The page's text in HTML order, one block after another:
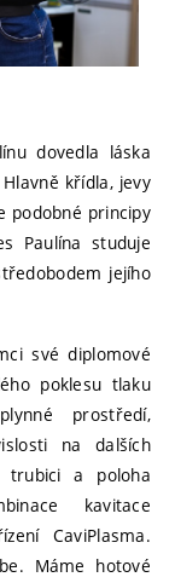
dovedla láska
křídla, jevy
podobné principy
Paulína studuje
jejího
své diplomové
poklesu tlaku
prostředí,
na dalších
trubici a poloha
kavitace
CaviPlasma.
Máme hotové